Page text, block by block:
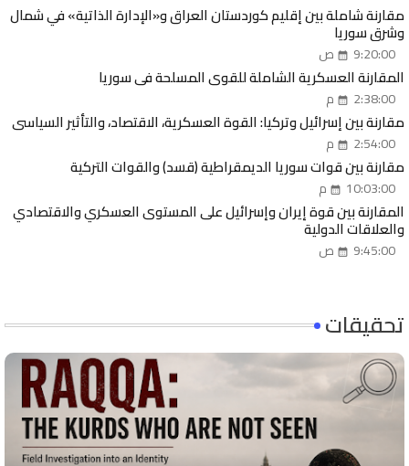
مقارنة شاملة بين إقليم كوردستان العراق و«الإدارة الذاتية» في شمال
وشرق سوريا
9:20:00 ص
المقارنة العسكرية الشاملة للقوى المسلحة في سوريا
2:38:00 م
مقارنة بين إسرائيل وتركيا: القوة العسكرية، الاقتصاد، والتأثير السياسي
2:54:00 م
مقارنة بين قوات سوريا الديمقراطية (قسد) والقوات التركية
10:03:00 م
المقارنة بين قوة إيران وإسرائيل على المستوى العسكري والاقتصادي
والعلاقات الدولية
9:45:00 ص
تحقيقات